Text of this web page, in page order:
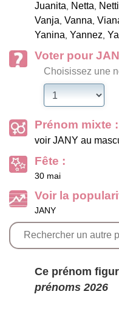
Juanita, Netta,
Vanja, Vanna,
Yanina, Yannez,
Voter pour
Choisissez une
Prénom mixte :
voir JANY au
Fête :
30 mai
Voir la
JANY
Ce prénom
prénoms 2026